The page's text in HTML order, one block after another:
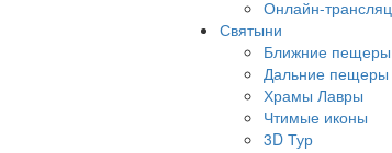
Онлайн-
Святыни
Ближние пещеры
Дальние пещеры
Храмы Лавры
Чтимые иконы
3D Тур